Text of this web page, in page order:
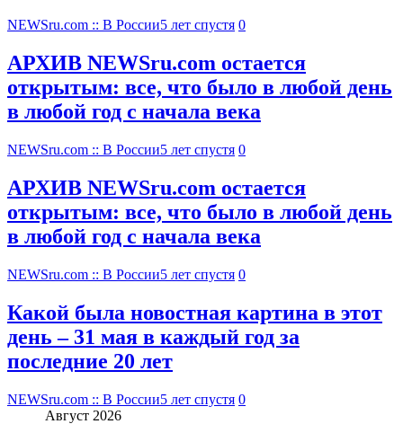
NEWSru.com :: В России5 лет спустя 0
АРХИВ NEWSru.com остается
открытым: все, что было в любой день
в любой год с начала века
NEWSru.com :: В России5 лет спустя 0
АРХИВ NEWSru.com остается
открытым: все, что было в любой день
в любой год с начала века
NEWSru.com :: В России5 лет спустя 0
Какой была новостная картина в этот
день – 31 мая в каждый год за
последние 20 лет
NEWSru.com :: В России5 лет спустя 0
Август 2026